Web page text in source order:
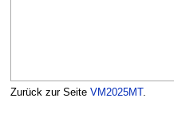
Zurück zur Seite VM2025MT.